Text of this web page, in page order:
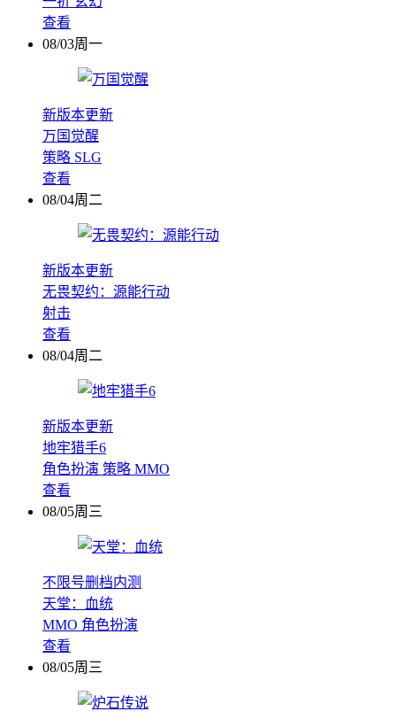
查看
08/03周一
新版本更新
万国觉醒
策略 SLG
查看
08/04周二
新版本更新
无畏契约：源能行动
射击
查看
08/04周二
新版本更新
地牢猎手6
角色扮演 策略 MMO
查看
08/05周三
不限号删档内测
天堂：血统
MMO 角色扮演
查看
08/05周三